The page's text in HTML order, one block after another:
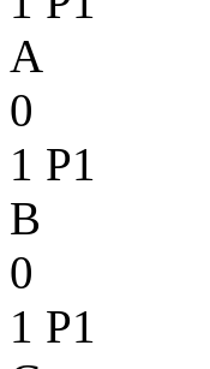
A
0
1 P1
B
0
1 P1